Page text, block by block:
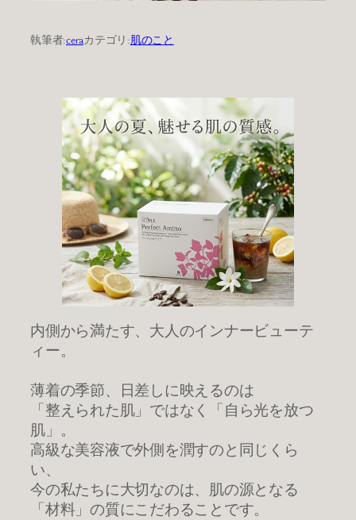
執筆者:ceraカテゴリ:肌のこと
内側から満たす、大人のインナービューテ
ィー。
薄着の季節、日差しに映えるのは
「整えられた肌」ではなく「自ら光を放つ
肌」。
高級な美容液で外側を潤すのと同じくら
い、
今の私たちに大切なのは、肌の源となる
「材料」の質にこだわることです。